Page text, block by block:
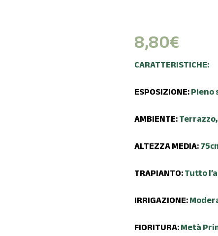
8,80€
CARATTERISTICHE:
ESPOSIZIONE:Pieno
AMBIENTE:
ALTEZZA MEDIA:
TRAPIANTO:Tutto
IRRIGAZIONE:
FIORITURA:Metà